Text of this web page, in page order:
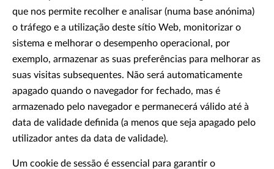
que nos permite recolher e analisar (numa base anónima)
o tráfego e a utilização deste sítio Web, monitorizar o
sistema e melhorar o desempenho operacional, por
exemplo, armazenar as suas preferências para melhorar as
suas visitas subsequentes. Não será automaticamente
apagado quando o navegador for fechado, mas é
armazenado pelo navegador e permanecerá válido até à
data de validade definida (a menos que seja apagado pelo
utilizador antes da data de validade).
Um cookie de sessão é essencial para garantir o